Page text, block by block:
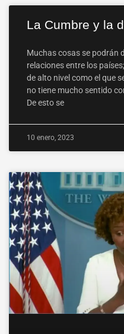
La Cumbre y la
Muchas cosas se podrán
relaciones entre los
de alto nivel como el que
no tiene mucho sentido
De esto se
10 enero, 2023